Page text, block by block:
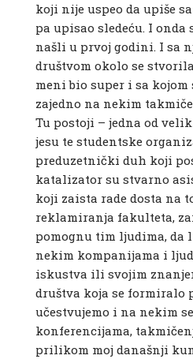
koji nije uspeo da upiše
pa upisao sledeću. I onda
našli u prvoj godini. I sa
društvom okolo se
meni bio super i sa kojom
zajedno na nekim
Tu postoji – jedna od
jesu te studentske
preduzetnički duh koji
katalizator su stvarno
koji zaista rade dosta na
reklamiranja fakulteta,
pomognu tim ljudima, da
nekim kompanijama i
iskustva ili svojim
društva koja se formiralo
učestvujemo i na nekim
konferencijama,
prilikom moj današnji